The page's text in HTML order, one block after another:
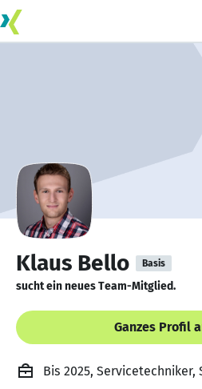
Klaus Bello Basis
sucht ein neues Team-Mitglied.
Ganzes Profil
Bis 2025, Servicetechniker,